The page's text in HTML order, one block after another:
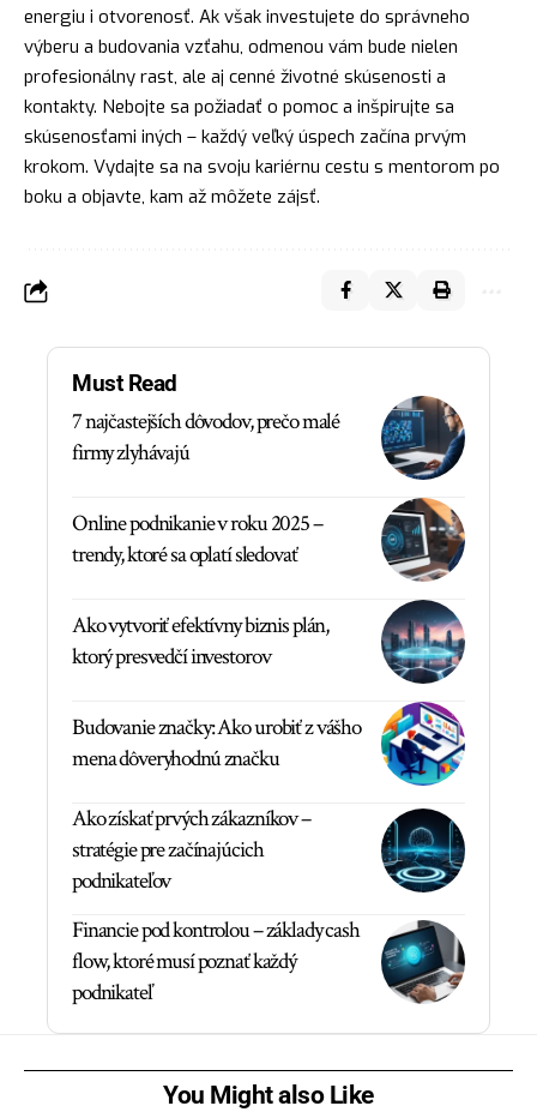
energiu i otvorenosť. Ak však investujete do správneho
výberu a budovania vzťahu, odmenou vám bude nielen
profesionálny rast, ale aj cenné životné skúsenosti a
kontakty. Nebojte sa požiadať o pomoc a inšpirujte sa
skúsenosťami iných – každý veľký úspech začína prvým
krokom. Vydajte sa na svoju kariérnu cestu s mentorom po
boku a objavte, kam až môžete zájsť.
Must Read
7 najčastejších dôvodov, prečo malé
firmy zlyhávajú
Online podnikanie v roku 2025 –
trendy, ktoré sa oplatí sledovať
Ako vytvoriť efektívny biznis plán,
ktorý presvedčí investorov
Budovanie značky: Ako urobiť z vášho
mena dôveryhodnú značku
Ako získať prvých zákazníkov –
stratégie pre začínajúcich
podnikateľov
Financie pod kontrolou – základy cash
flow, ktoré musí poznať každý
podnikateľ
You Might also Like